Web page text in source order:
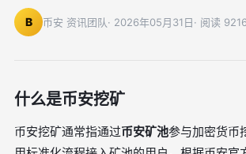
B 币安 资讯团队· 2026年05月31日· 阅读 9216
什么是币安挖矿
币安挖矿通常指通过币安矿池参与加密货币